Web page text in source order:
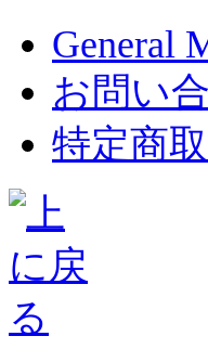
General
お問い
特定商